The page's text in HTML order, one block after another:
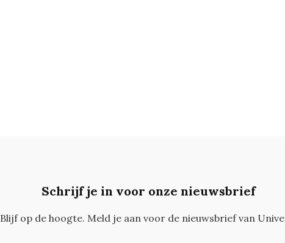
Schrijf je in voor onze nieuwsbrief
Blijf op de hoogte. Meld je aan voor de nieuwsbrief van